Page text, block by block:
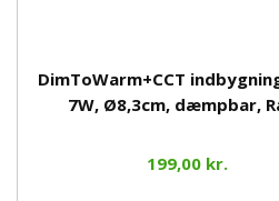
DimToWarm+CCT
7W, Ø8,3cm, dæmpbar,
199,00 kr.